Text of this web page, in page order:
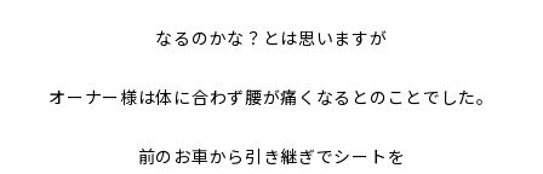
なるのかな？とは思いますが
オーナー様は体に合わず腰が痛くなるとのことでした。
前のお車から引き継ぎでシートを